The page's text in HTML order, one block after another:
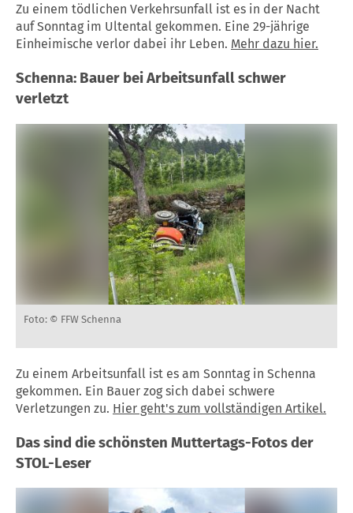
Zu einem tödlichen Verkehrsunfall ist es in der Nacht
auf Sonntag im Ultental gekommen. Eine 29-jährige
Einheimische verlor dabei ihr Leben. Mehr dazu hier.
Schenna: Bauer bei Arbeitsunfall schwer
verletzt
Foto: © FFW Schenna
Zu einem Arbeitsunfall ist es am Sonntag in Schenna
gekommen. Ein Bauer zog sich dabei schwere
Verletzungen zu. Hier geht's zum vollständigen Artikel.
Das sind die schönsten Muttertags-Fotos der
STOL-Leser